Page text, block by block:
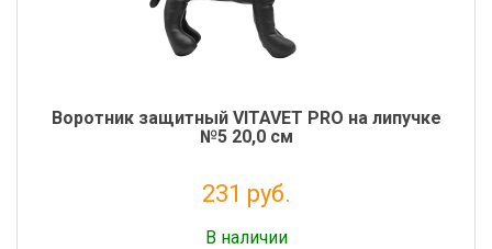
Воротник защитный VITAVET PRO на липучке
№5 20,0 см
231 руб.
В наличии